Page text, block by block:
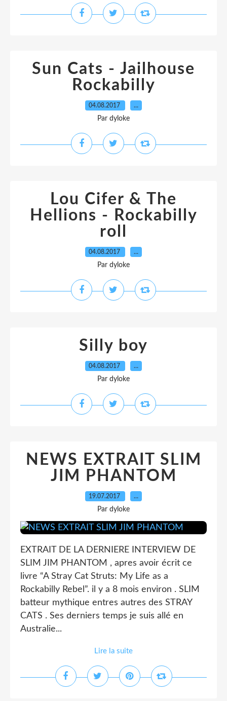
Sun Cats - Jailhouse
Rockabilly
04.08.2017 …
Par dyloke
Lou Cifer & The
Hellions - Rockabilly
roll
04.08.2017 …
Par dyloke
Silly boy
04.08.2017 …
Par dyloke
NEWS EXTRAIT SLIM
JIM PHANTOM
19.07.2017 …
Par dyloke
EXTRAIT DE LA DERNIERE INTERVIEW DE
SLIM JIM PHANTOM , apres avoir écrit ce
livre “A Stray Cat Struts: My Life as a
Rockabilly Rebel”. il y a 8 mois environ . SLIM
batteur mythique entres autres des STRAY
CATS . Ses derniers temps je suis allé en
Australie...
Lire la suite